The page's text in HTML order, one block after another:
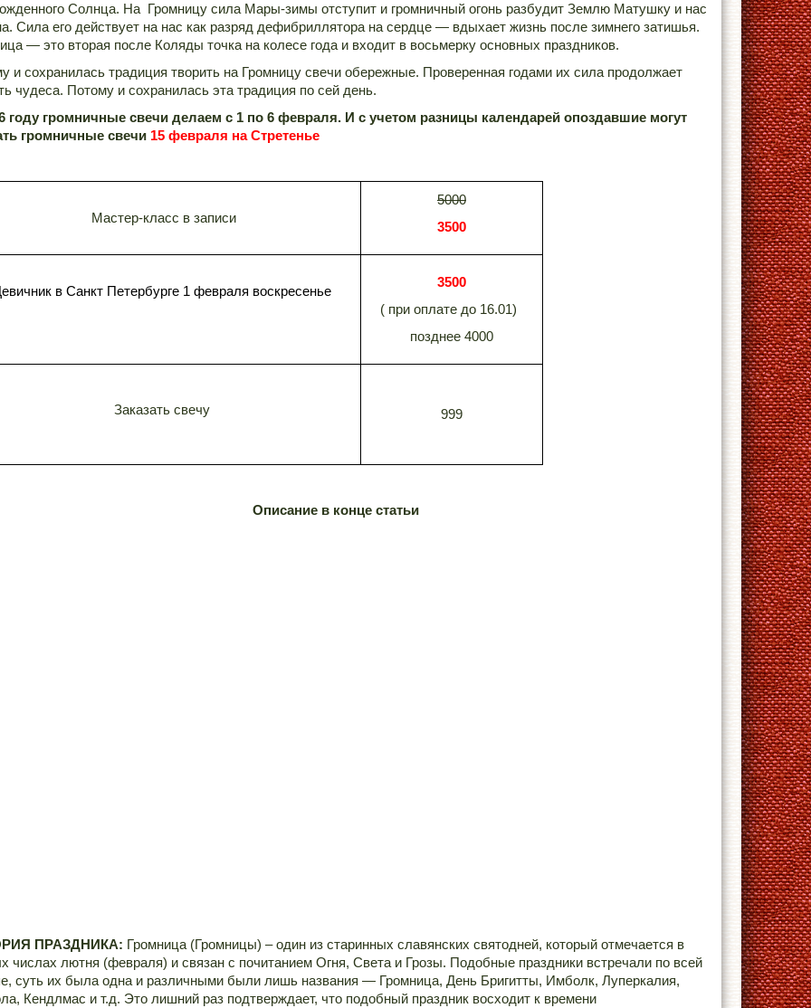
Солнца. На Громницу сила Мары-зимы отступит и громничный огонь разбудит Землю Матушку и нас
Сила его действует на нас как разряд дефибриллятора на сердце — вдыхает жизнь после зимнего затишья.
— это вторая после Коляды точка на колесе года и входит в восьмерку основных праздников.
и сохранилась традиция творить на Громницу свечи обережные. Проверенная годами их сила продолжает
чудеса. Потому и сохранилась эта традиция по сей день.
году громничные свечи делаем с 1 по 6 февраля. И с учетом разницы календарей опоздавшие могут
громничные свечи 15 февраля на Стретенье
Мастер-класс в записи
5000
3500
в Санкт Петербурге 1 февраля воскресенье
3500
( при оплате до 16.01)
позднее 4000
Заказать свечу 999
Описание в конце статьи
ПРАЗДНИКА: Громница (Громницы) – один из старинных славянских святодней, который отмечается в
числах лютня (февраля) и связан с почитанием Огня, Света и Грозы. Подобные праздники встречали по всей
суть их была одна и различными были лишь названия — Громница, День Бригитты, Имболк, Луперкалия,
Кендлмас и т.д. Это лишний раз подтверждает, что подобный праздник восходит к времени